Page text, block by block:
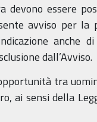
devono essere
avviso per la
anche
dall’Avviso.
tra
ai sensi della